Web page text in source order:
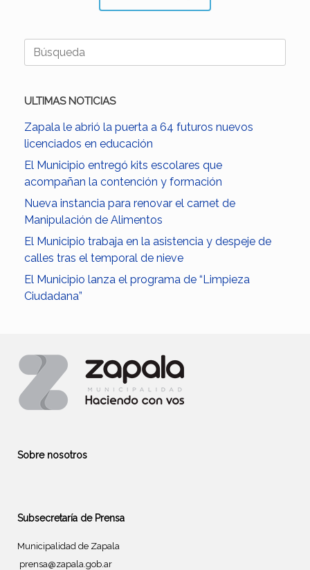
Buscar:
ULTIMAS NOTICIAS
Zapala le abrió la puerta a 64 futuros nuevos
licenciados en educación
El Municipio entregó kits escolares que
acompañan la contención y formación
Nueva instancia para renovar el carnet de
Manipulación de Alimentos
El Municipio trabaja en la asistencia y despeje de
calles tras el temporal de nieve
El Municipio lanza el programa de “Limpieza
Ciudadana”
Sobre nosotros
Subsecretaría de Prensa
Municipalidad de Zapala
prensa@zapala.gob.ar